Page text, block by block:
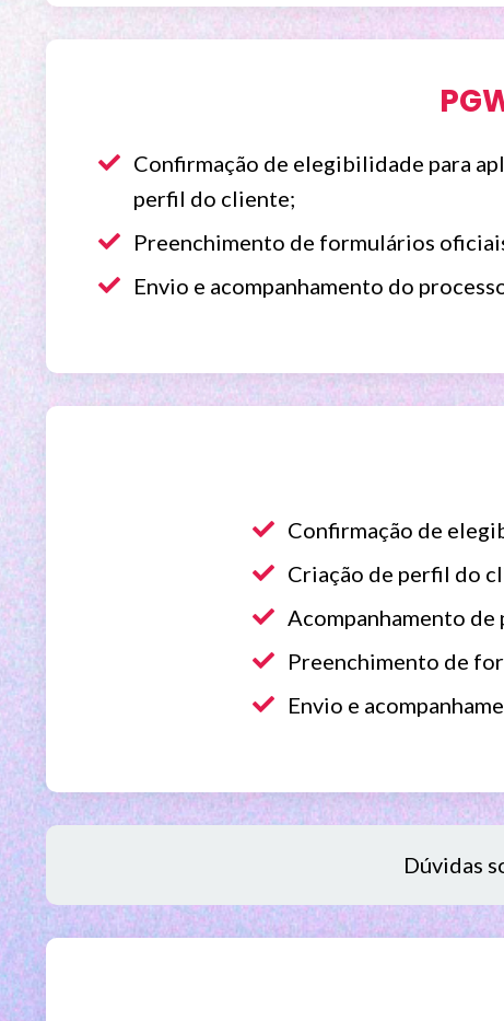
Confirmação de elegibilidade para
perfil do cliente;
Preenchimento de formulários
Envio e acompanhamento do
Confirmação de
Criação de perfil do
Acompanhamento
Preenchimento de
Envio e
Dúvidas